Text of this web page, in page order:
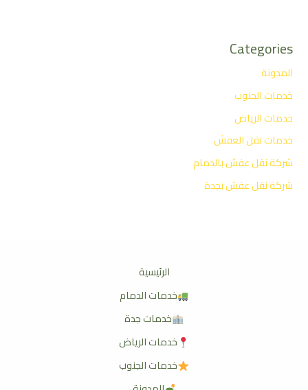
Categories
المدونة
خدمات الجنوب
خدمات الرياض
خدمات نقل العفش
شركة نقل عفش بالدمام
شركة نقل عفش بجدة
الرئيسية
خدمات الدمام
خدمات جدة
خدمات الرياض
خدمات الجنوب